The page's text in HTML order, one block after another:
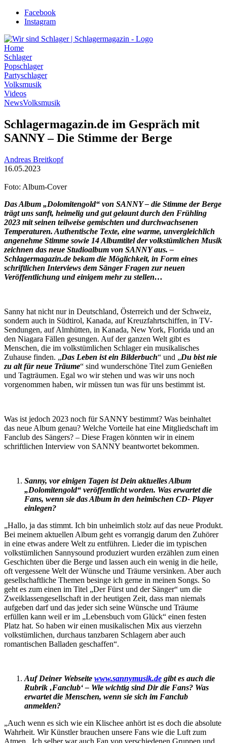
Zum
Inhalt
Facebook
Instagram
Home
Schlager
Popschlager
Partyschlager
Volksmusik
Videos
NewsVolksmusik
Schlagermagazin.de im Gespräch mit
SANNY – Die Stimme der Berge
Andreas Breitkopf
16.05.2023
Foto: Album-Cover
Das Album „Dolomitengold“ von SANNY – die Stimme der Berge
trägt uns sanft, heimelig und gut gelaunt durch den Frühling
2023 mit seinen teilweise gemischten und durchwachsenen
Temperaturen. Authentische Texte, eine warme, unvergleichlich
angenehme Stimme sowie 14 Albumtitel der volkstümlichen Musik
zeichnen das neue Studioalbum von SANNY aus. –
Schlagermagazin.de bekam die Möglichkeit, in Form eines
schriftlichen Interviews dem Sänger Fragen zur neuen
Veröffentlichung und einigem mehr zu stellen…
Sanny hat nicht nur in Deutschland, Österreich und der Schweiz,
sondern auch in Südtirol, Kanada, auf Kreuzfahrtschiffen, in TV-
Sendungen, auf Almhütten, in Kanada, New York, Florida und an
den Niagara Fällen gesungen. Auf der ganzen Welt gibt es
Menschen, die im volkstümlichen Schlager ein musikalisches
Zuhause finden. „Das Leben ist ein Bilderbuch“ und „Du bist nie
zu alt für neue Träume“ sind wunderschöne Titel zum Genießen
und Tagträumen. Egal wo wir stehen und was wir uns noch
vorgenommen haben, wir müssen tun was für uns bestimmt ist.
Was ist jedoch 2023 noch für SANNY bestimmt? Was beinhaltet
das neue Album genau? Welche Vorteile hat eine Mitgliedschaft im
Fanclub des Sängers? – Diese Fragen könnten wir in einem
schriftlichen Interview von SANNY beantwortet bekommen.
Sanny, vor einigen Tagen ist Dein aktuelles Album
„Dolomitengold“ veröffentlicht worden. Was erwartet die
Fans, wenn sie das Album in den heimischen CD- Player
einlegen?
„Hallo, ja das stimmt. Ich bin unheimlich stolz auf das neue Produkt.
Bei meinem aktuellen Album geht es vorrangig darum den Zuhörer
in eine etwas andere Welt zu entführen. Lieder die im typischen
volkstümlichen Sannysound produziert wurden erzählen zum einen
Geschichten über die Berge und lassen auch ein wenig in die heile,
oft vergessene Welt der Wünsche und Träume versinken. Aber auch
gesellschaftliche Themen besinge ich gerne in meinen Songs. So
geht es zum einen im Titel „Der Fürst und der Sänger“ um die
Zweiklassengesellschaft in der heutigen Zeit, dass man niemals
aufgeben darf und das jeder sich seine Wünsche und Träume
erfüllen kann weil er im „Lebensbuch vom Glück“ einen festen
Platz hat. So haben wir einen musikalischen Mix aus vierzehn
volkstümlichen, durchaus tanzbaren Schlagern aber auch
romantischen Balladen geschaffen“.
Auf Deiner Webseite www.sannymusik.de gibt es auch die
Rubrik ‚Fanclub‘ – Wie wichtig sind Dir die Fans? Was
erwartet die Menschen, wenn sie sich im Fanclub
anmelden?
„Auch wenn es sich wie ein Klischee anhört ist es doch die absolute
Wahrheit. Wir Künstler brauchen unsere Fans wie die Luft zum
Atmen. Ich selber war auch Fan von verschiedenen Gruppen und